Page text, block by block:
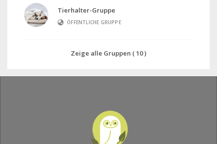
Tierhalter-Gruppe
ÖFFENTLICHE GRUPPE
Zeige alle Gruppen ( 10 )